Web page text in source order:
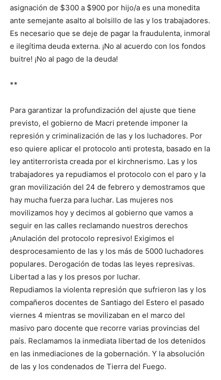
asignación de $300 a $900 por hijo/a es una monedita
ante semejante asalto al bolsillo de las y los trabajadores.
Es necesario que se deje de pagar la fraudulenta, inmoral
e ilegítima deuda externa. ¡No al acuerdo con los fondos
buitre! ¡No al pago de la deuda!
**
Para garantizar la profundización del ajuste que tiene
previsto, el gobierno de Macri pretende imponer la
represión y criminalización de las y los luchadores. Por
eso quiere aplicar el protocolo anti protesta, basado en la
ley antiterrorista creada por el kirchnerismo. Las y los
trabajadores ya repudiamos el protocolo con el paro y la
gran movilización del 24 de febrero y demostramos que
hay mucha fuerza para luchar. Las mujeres nos
movilizamos hoy y decimos al gobierno que vamos a
seguir en las calles reclamando nuestros derechos
¡Anulación del protocolo represivo! Exigimos el
desprocesamiento de las y los más de 5000 luchadores
populares. Derogación de todas las leyes represivas.
Libertad a las y los presos por luchar.
Repudiamos la violenta represión que sufrieron las y los
compañeros docentes de Santiago del Estero el pasado
viernes 4 mientras se movilizaban en el marco del
masivo paro docente que recorre varias provincias del
país. Reclamamos la inmediata libertad de los detenidos
en las inmediaciones de la gobernación. Y la absolución
de las y los condenados de Tierra del Fuego.